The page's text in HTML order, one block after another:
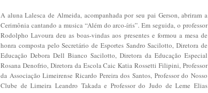
A aluna Lalesca de Almeida, acompanhada por seu pai Gerson, abriram a
Cerimônia cantando a musica “Além do arco-íris”. Em seguida, o professor
Rodolpho Lavoura deu as boas-vindas aos presentes e formou a mesa de
honra composta pelo Secretário de Esportes Sandro Sacilotto, Diretora de
Educação Debora Dell Bianco Sacilotto, Diretora da Educação Especial
Rosana Denofrio, Diretora da Escola Caic Katia Rossetti Filipini, Professor
da Associação Limeirense Ricardo Pereira dos Santos, Professor do Nosso
Clube de Limeira Leandro Takada e Professor do Judo de Leme Elias